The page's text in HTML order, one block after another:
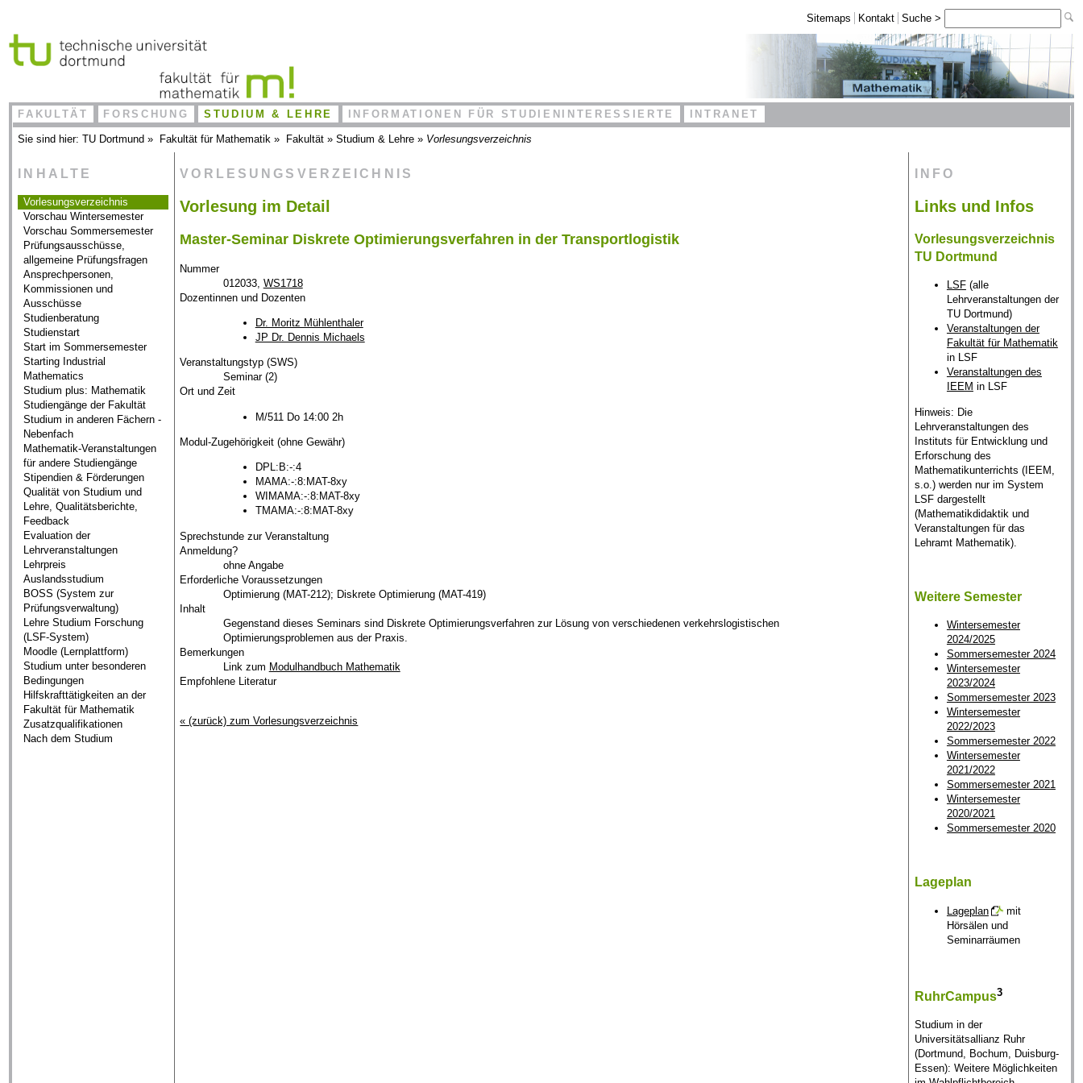
Sitemaps Kontakt Suche >
FAKULTÄT FORSCHUNG STUDIUM & LEHRE INFORMATIONEN FÜR STUDIENINTERESSIERTE INTRANET
Sie sind hier:TU Dortmund » Fakultät für Mathematik » Fakultät »Studium & Lehre » Vorlesungsverzeichnis
INHALTE
Vorlesungsverzeichnis
Vorschau Wintersemester
Vorschau Sommersemester
Prüfungsausschüsse,
allgemeine Prüfungsfragen
Ansprechpersonen,
Kommissionen und
Ausschüsse
Studienberatung
Studienstart
Start im Sommersemester
Starting Industrial
Mathematics
Studium plus: Mathematik
Studiengänge der Fakultät
Studium in anderen Fächern -
Nebenfach
Mathematik-Veranstaltungen
für andere Studiengänge
Stipendien & Förderungen
Qualität von Studium und
Lehre, Qualitätsberichte,
Feedback
Evaluation der
Lehrveranstaltungen
Lehrpreis
Auslandsstudium
BOSS (System zur
Prüfungsverwaltung)
Lehre Studium Forschung
(LSF-System)
Moodle (Lernplattform)
Studium unter besonderen
Bedingungen
Hilfskrafttätigkeiten an der
Fakultät für Mathematik
Zusatzqualifikationen
Nach dem Studium
VORLESUNGSVERZEICHNIS
Vorlesung im Detail
Master-Seminar Diskrete Optimierungsverfahren in der Transportlogistik
Nummer
012033, WS1718
Dozentinnen und Dozenten
Dr. Moritz Mühlenthaler
JP Dr. Dennis Michaels
Veranstaltungstyp (SWS)
Seminar (2)
Ort und Zeit
M/511 Do 14:00 2h
Modul-Zugehörigkeit (ohne Gewähr)
DPL:B:-:4
MAMA:-:8:MAT-8xy
WIMAMA:-:8:MAT-8xy
TMAMA:-:8:MAT-8xy
Sprechstunde zur Veranstaltung
Anmeldung?
ohne Angabe
Erforderliche Voraussetzungen
Optimierung (MAT-212); Diskrete Optimierung (MAT-419)
Inhalt
Gegenstand dieses Seminars sind Diskrete Optimierungsverfahren zur Lösung von verschiedenen verkehrslogistischen
Optimierungsproblemen aus der Praxis.
Bemerkungen
Link zum Modulhandbuch Mathematik
Empfohlene Literatur
« (zurück) zum Vorlesungsverzeichnis
INFO
Links und Infos
Vorlesungsverzeichnis
TU Dortmund
LSF(alle
Lehrveranstaltungen der
TU Dortmund)
Veranstaltungen der
Fakultät für Mathematik
in LSF
Veranstaltungen des
IEEM in LSF
Hinweis: Die
Lehrveranstaltungen des
Instituts für Entwicklung und
Erforschung des
Mathematikunterrichts (IEEM,
s.o.) werden nur im System
LSF dargestellt
(Mathematikdidaktik und
Veranstaltungen für das
Lehramt Mathematik).
Weitere Semester
Wintersemester
2024/2025
Sommersemester 2024
Wintersemester
2023/2024
Sommersemester 2023
Wintersemester
2022/2023
Sommersemester 2022
Wintersemester
2021/2022
Sommersemester 2021
Wintersemester
2020/2021
Sommersemester 2020
Lageplan
Lageplan
mit
Hörsälen und
Seminarräumen
RuhrCampus3
Studium in der
Universitätsallianz Ruhr
(Dortmund, Bochum, Duisburg-
Essen): Weitere Möglichkeiten